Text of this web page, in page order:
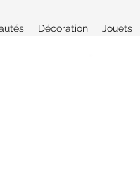
Décoration Jouets